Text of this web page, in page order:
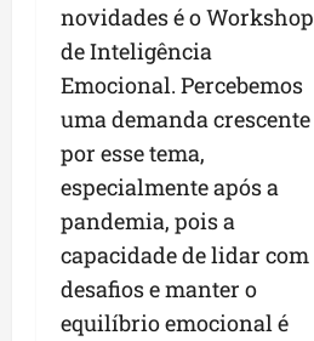
novidades é o Workshop
de Inteligência
Emocional. Percebemos
uma demanda crescente
por esse tema,
especialmente após a
pandemia, pois a
capacidade de lidar com
desafios e manter o
equilíbrio emocional é